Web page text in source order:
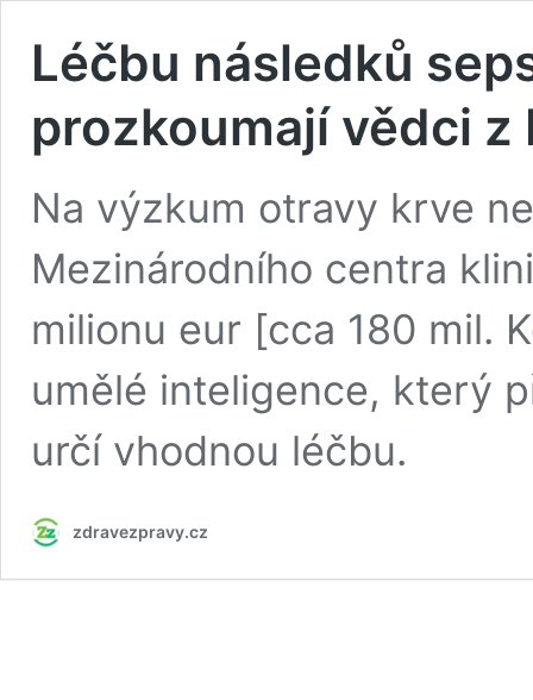
Léčbu následků
prozkoumají vědci z
Na výzkum otravy krve
Mezinárodního centra
milionu eur [cca 180 mil.
umělé inteligence, který
určí vhodnou léčbu.
zdravezpravy.cz